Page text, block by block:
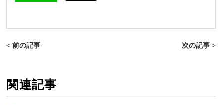
< 前の記事 次の記事 >
関連記事